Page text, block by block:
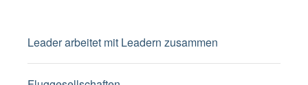
Leader arbeitet mit Leadern zusammen